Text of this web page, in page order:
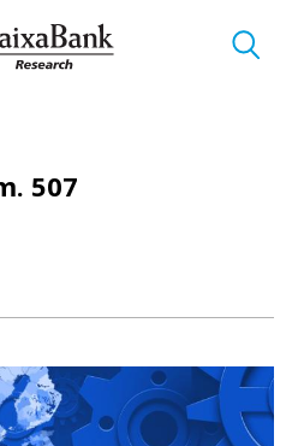
507